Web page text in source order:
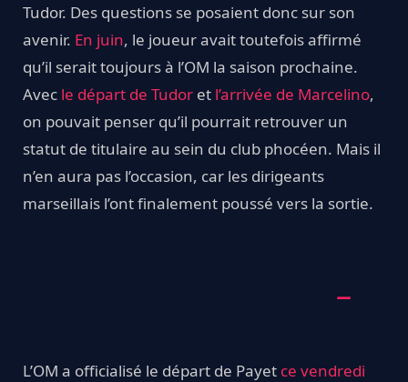
Tudor. Des questions se posaient donc sur son
avenir. En juin, le joueur avait toutefois affirmé
qu’il serait toujours à l’OM la saison prochaine.
Avec le départ de Tudor et l’arrivée de Marcelino,
on pouvait penser qu’il pourrait retrouver un
statut de titulaire au sein du club phocéen. Mais il
n’en aura pas l’occasion, car les dirigeants
marseillais l’ont finalement poussé vers la sortie.
L’OM a officialisé le départ de Payet ce vendredi